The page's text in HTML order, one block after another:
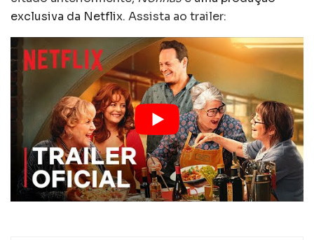
exclusiva da Netflix. Assista ao trailer: